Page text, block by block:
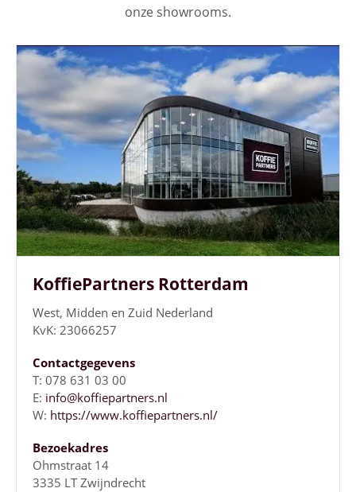
onze showrooms.
KoffiePartners Rotterdam
West, Midden en Zuid Nederland
KvK: 23066257
Contactgegevens
T: 078 631 03 00
E: info@koffiepartners.nl
W: https://www.koffiepartners.nl/
Bezoekadres
Ohmstraat 14
3335 LT Zwijndrecht